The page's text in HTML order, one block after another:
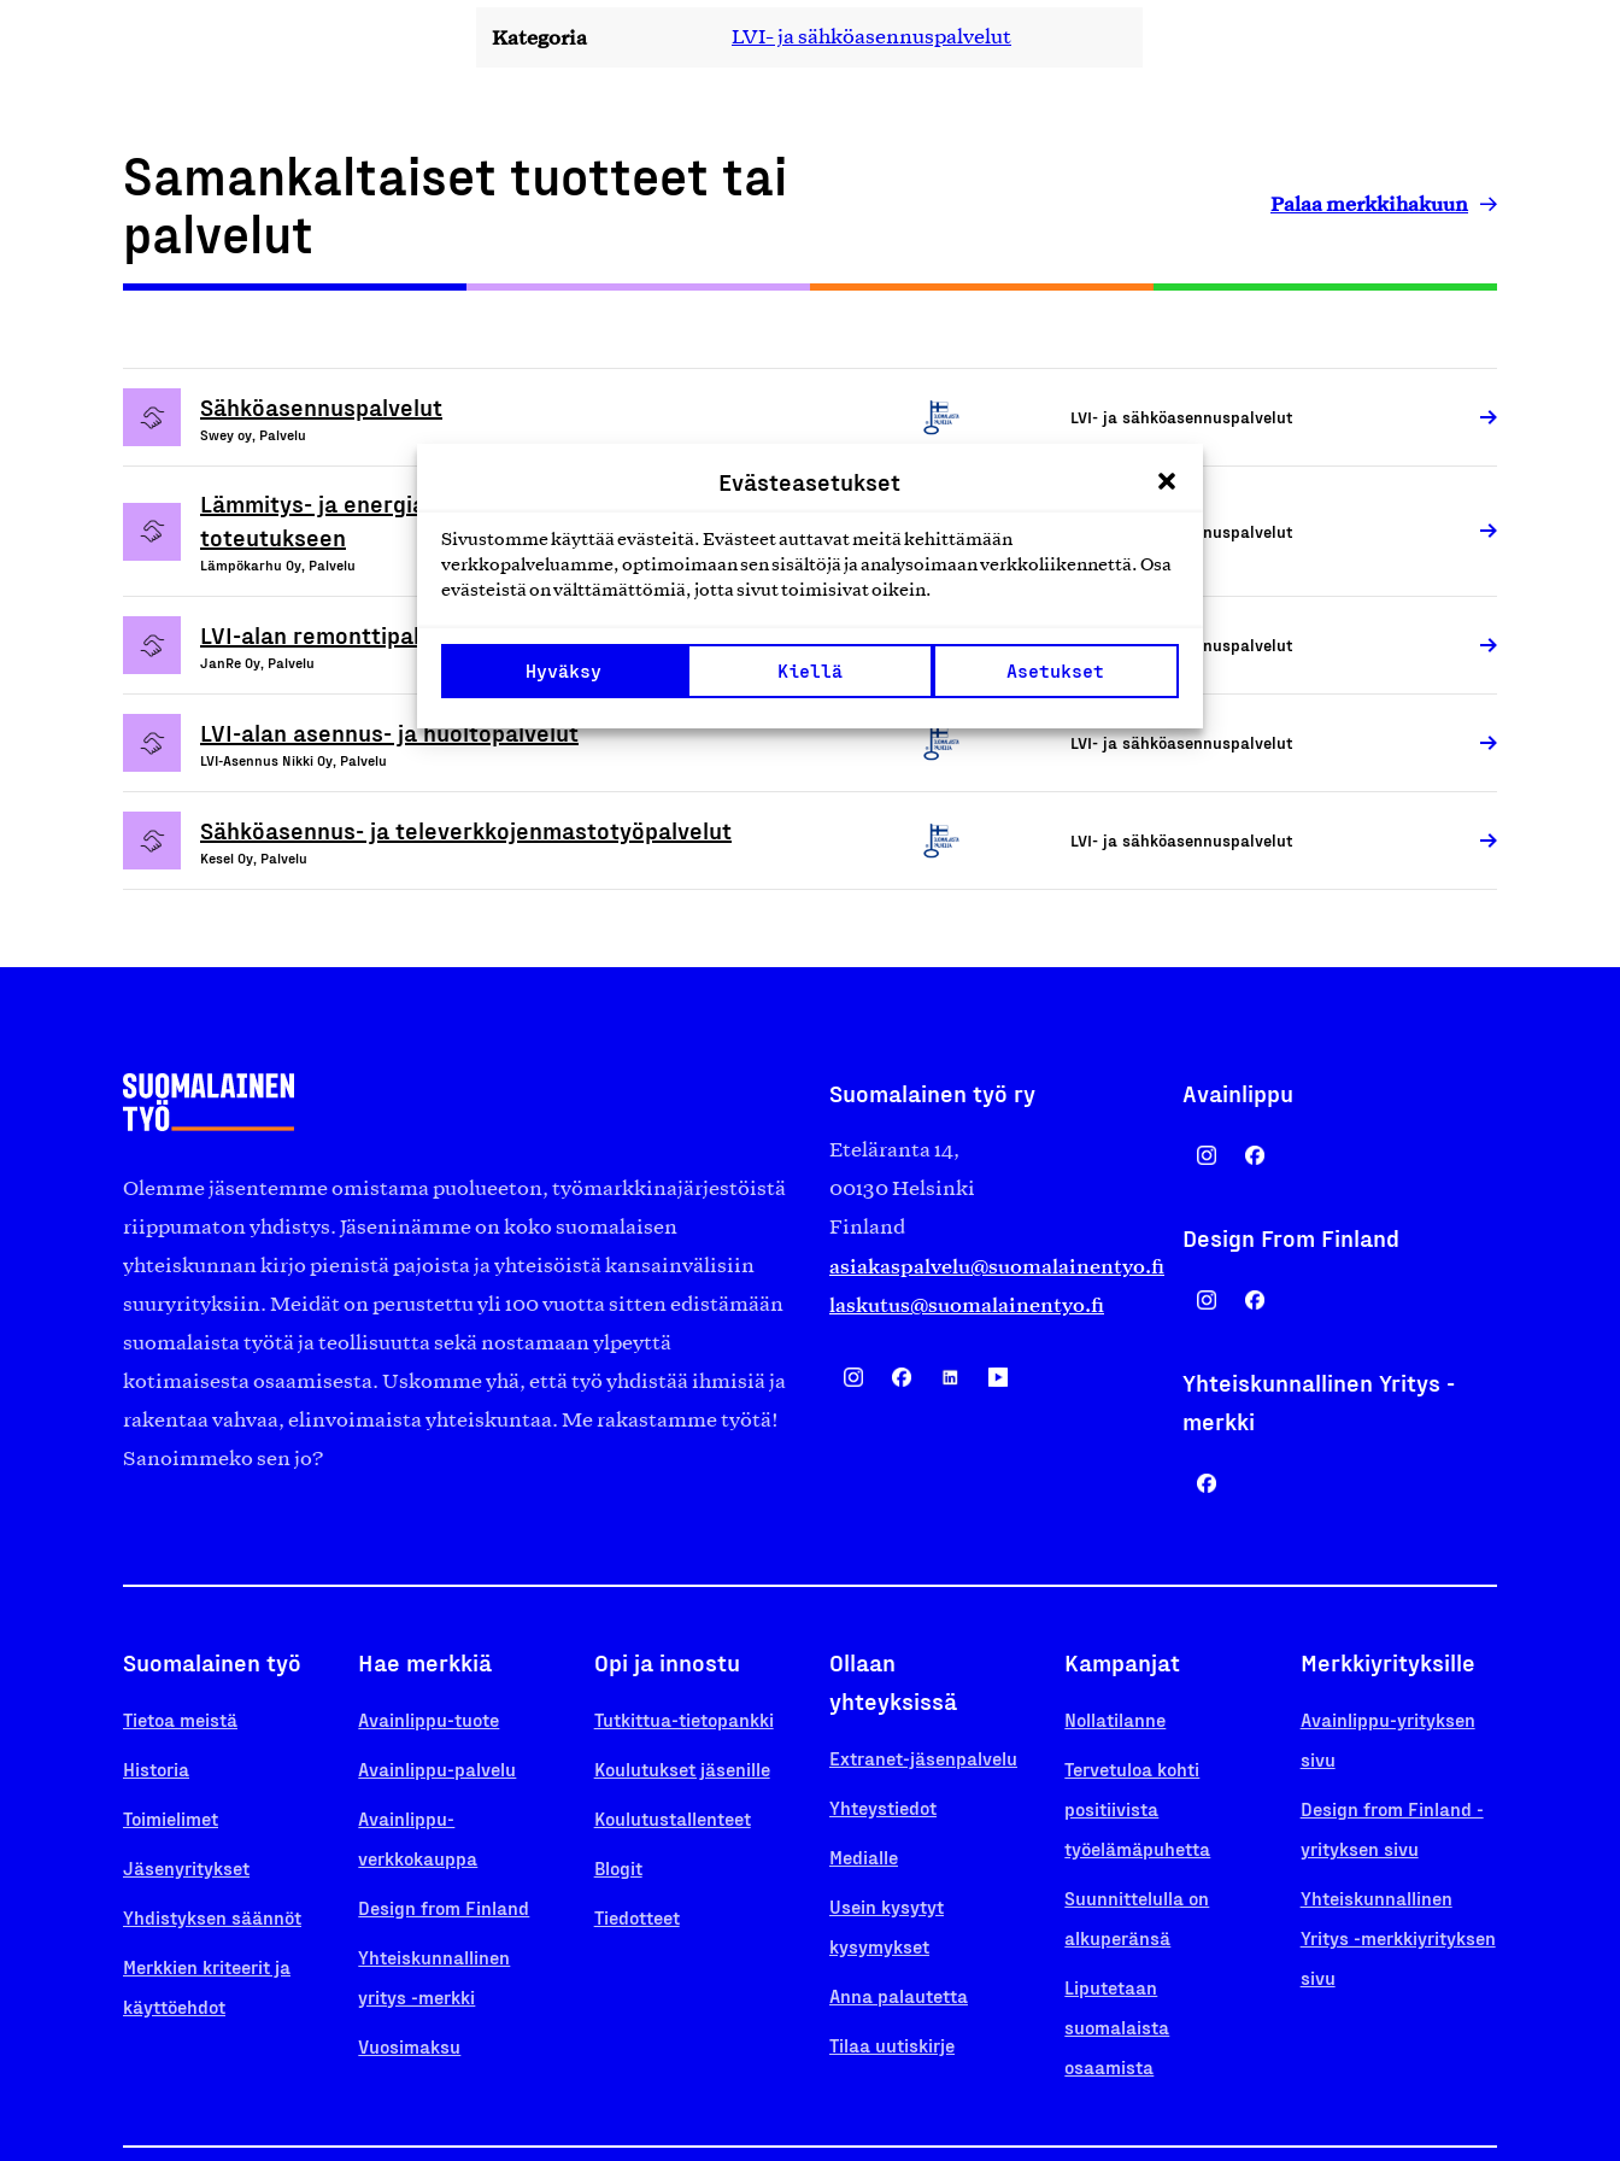
Evästeasetukset
Sivustomme käyttää evästeitä. Evästeet auttavat meitä kehittämään
verkkopalveluamme, optimoimaan sen sisältöjä ja analysoimaan verkkoliikennettä. Osa
evästeistä on välttämättömiä, jotta sivut toimisivat oikein.
Hyväksy Kiellä Asetukset
Kategoria LVI- ja sähköasennuspalvelut
Samankaltaiset tuotteet tai
palvelut
Palaa merkkihakuun
Sähköasennuspalvelut
Swey oy, Palvelu
LVI- ja sähköasennuspalvelut
Lämmitys- ja energiaratkaisupalvelut suunnittelusta
toteutukseen
Lämpökarhu Oy, Palvelu
LVI- ja sähköasennuspalvelut
LVI-alan remonttipalvelut
JanRe Oy, Palvelu
LVI- ja sähköasennuspalvelut
LVI-alan asennus- ja huoltopalvelut
LVI-Asennus Nikki Oy, Palvelu
LVI- ja sähköasennuspalvelut
Sähköasennus- ja televerkkojenmastotyöpalvelut
Kesel Oy, Palvelu
LVI- ja sähköasennuspalvelut
Olemme jäsentemme omistama puolueeton, työmarkkinajärjestöistä
riippumaton yhdistys. Jäseninämme on koko suomalaisen
yhteiskunnan kirjo pienistä pajoista ja yhteisöistä kansainvälisiin
suuryrityksiin. Meidät on perustettu yli 100 vuotta sitten edistämään
suomalaista työtä ja teollisuutta sekä nostamaan ylpeyttä
kotimaisesta osaamisesta. Uskomme yhä, että työ yhdistää ihmisiä ja
rakentaa vahvaa, elinvoimaista yhteiskuntaa. Me rakastamme työtä!
Sanoimmeko sen jo?
Suomalainen työ ry
Eteläranta 14,
00130 Helsinki
Finland
asiakaspalvelu@suomalainentyo.fi
laskutus@suomalainentyo.fi
Avainlippu
Design From Finland
Yhteiskunnallinen Yritys -
merkki
Suomalainen työ
Tietoa meistä
Historia
Toimielimet
Jäsenyritykset
Yhdistyksen säännöt
Merkkien kriteerit ja
käyttöehdot
Hae merkkiä
Avainlippu-tuote
Avainlippu-palvelu
Avainlippu-
verkkokauppa
Design from Finland
Yhteiskunnallinen
yritys -merkki
Vuosimaksu
Opi ja innostu
Tutkittua-tietopankki
Koulutukset jäsenille
Koulutustallenteet
Blogit
Tiedotteet
Ollaan
yhteyksissä
Extranet-jäsenpalvelu
Yhteystiedot
Medialle
Usein kysytyt
kysymykset
Anna palautetta
Tilaa uutiskirje
Kampanjat
Nollatilanne
Tervetuloa kohti
positiivista
työelämäpuhetta
Suunnittelulla on
alkuperänsä
Liputetaan
suomalaista
osaamista
Merkkiyrityksille
Avainlippu-yrityksen
sivu
Design from Finland -
yrityksen sivu
Yhteiskunnallinen
Yritys -merkkiyrityksen
sivu